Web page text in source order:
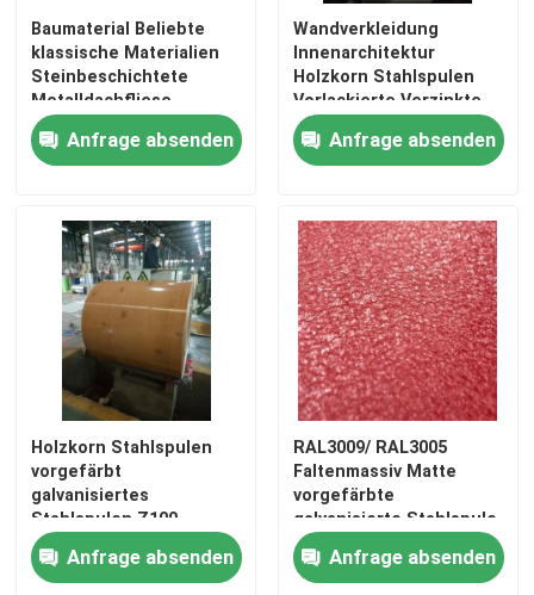
gewölbtes Stahlblech
Schneiden von Stahlspulen
Baumaterial Beliebte
klassische Materialien
Steinbeschichtete
Metalldachfliese
Anfrage absenden
Wandverkleidung
Innenarchitektur
Holzkorn Stahlspulen
Vorlackierte Verzinkte
Stahlspulen Z180 PE 15
Jahre Garantie
Anfrage absenden
Holzkorn Stahlspulen
vorgefärbt
galvanisiertes
Stahlspulen Z100
Wandverkleidung
Innendekoration PE 15
Anfrage absenden
RAL3009/ RAL3005
Faltenmassiv Matte
vorgefärbte
galvanisierte Stahlspule
Z100g Dachplattenfliese
20 JahreAnfrage absenden